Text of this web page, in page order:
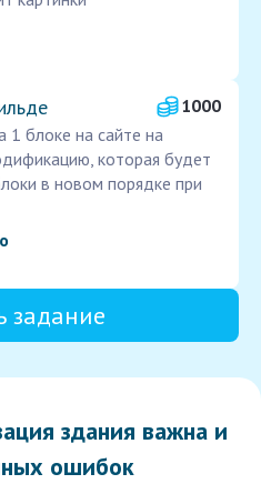
1000
блоке на сайте на
которая будет
в новом порядке при
задание
здания важна и
ошибок